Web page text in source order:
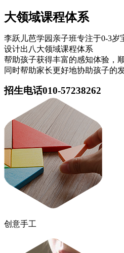
大领域课程体系
李跃儿芭学园亲子班专注于0-3
设计出八大领域课程体系
帮助孩子获得丰富的感知体验，
同时帮助家长更好地协助孩子的
招生电话010-57238262
创意手工